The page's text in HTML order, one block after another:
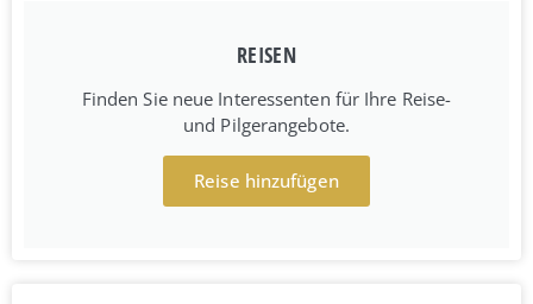
REISEN
Finden Sie neue Interessenten für Ihre Reise-
und Pilgerangebote.
Reise hinzufügen